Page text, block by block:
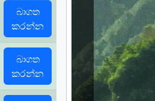
බාගත
කරන්න
බාගත
කරන්න